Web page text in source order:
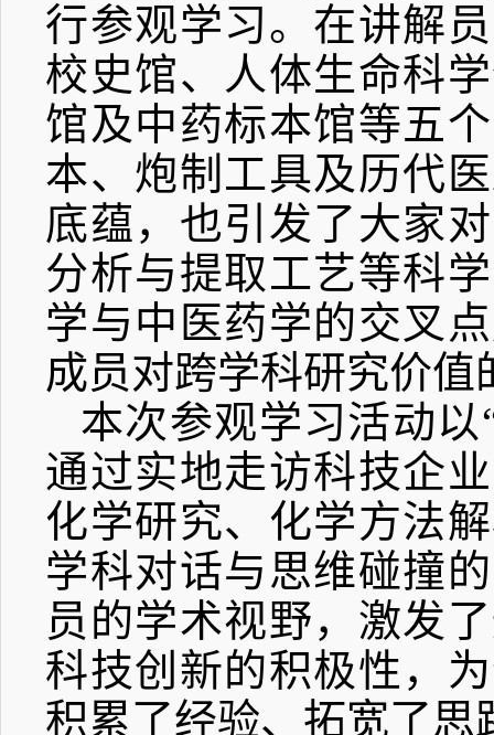
行参观学习。在讲解
校史馆、人体生命科
馆及中药标本馆等五
本、炮制工具及历代
底蕴，也引发了大家
分析与提取工艺等科
学与中医药学的交叉
成员对跨学科研究价值
本次参观学习活动以
通过实地走访科技企
化学研究、化学方法
学科对话与思维碰撞
员的学术视野，激发
科技创新的积极性，
积累了经验、拓宽了思